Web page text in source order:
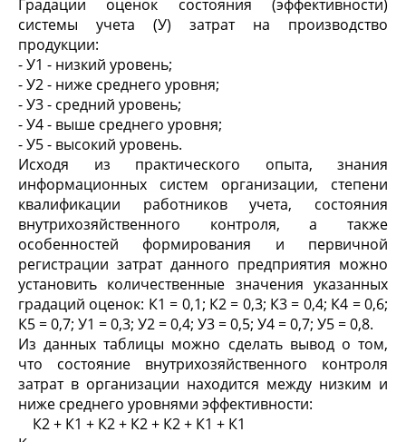
Градации оценок состояния (эффективности)
системы учета (У) затрат на производство
продукции:
- У1 - низкий уровень;
- У2 - ниже среднего уровня;
- У3 - средний уровень;
- У4 - выше среднего уровня;
- У5 - высокий уровень.
Исходя из практического опыта, знания
информационных систем организации, степени
квалификации работников учета, состояния
внутрихозяйственного контроля, а также
особенностей формирования и первичной
регистрации затрат данного предприятия можно
установить количественные значения указанных
градаций оценок: К1 = 0,1; К2 = 0,3; К3 = 0,4; К4 = 0,6;
К5 = 0,7; У1 = 0,3; У2 = 0,4; У3 = 0,5; У4 = 0,7; У5 = 0,8.
Из данных таблицы можно сделать вывод о том,
что состояние внутрихозяйственного контроля
затрат в организации находится между низким и
ниже среднего уровнями эффективности:
К2 + К1 + К2 + К2 + К2 + К1 + К1